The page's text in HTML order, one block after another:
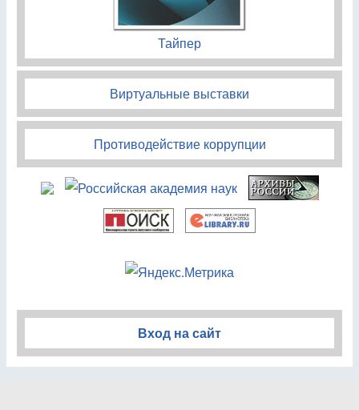
Тайпер
Виртуальные выставки
Противодействие коррупции
Вход на сайт